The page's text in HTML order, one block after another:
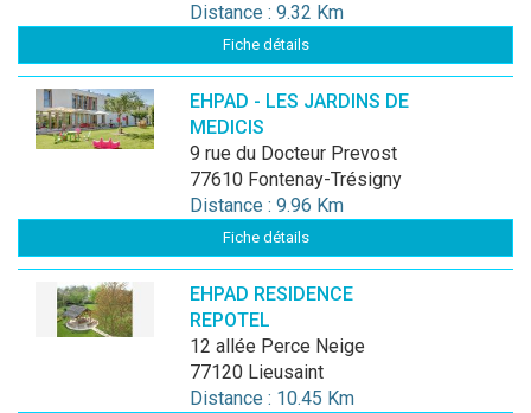
Distance : 9.32 Km
Fiche détails
EHPAD - LES JARDINS DE
MEDICIS
9 rue du Docteur Prevost
77610 Fontenay-Trésigny
Distance : 9.96 Km
Fiche détails
EHPAD RESIDENCE
REPOTEL
12 allée Perce Neige
77120 Lieusaint
Distance : 10.45 Km